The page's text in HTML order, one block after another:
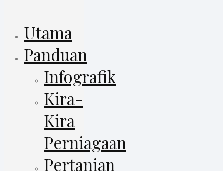
Utama
Panduan
Infografik
Kira-
Kira
Perniagaan
Pertanian